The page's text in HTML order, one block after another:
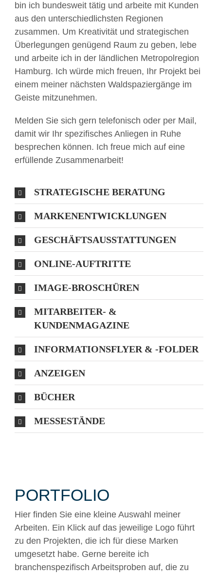
bin ich bundesweit tätig und arbeite mit Kunden
aus den unterschiedlichsten Regionen
zusammen. Um Kreativität und strategischen
Überlegungen genügend Raum zu geben, lebe
und arbeite ich in der ländlichen Metropolregion
Hamburg. Ich würde mich freuen, Ihr Projekt bei
einem meiner nächsten Waldspaziergänge im
Geiste mitzunehmen.
Melden Sie sich gern telefonisch oder per Mail,
damit wir Ihr spezifisches Anliegen in Ruhe
besprechen können. Ich freue mich auf eine
erfüllende Zusammenarbeit!
STRATEGISCHE BERATUNG
MARKENENTWICKLUNGEN
GESCHÄFTSAUSSTATTUNGEN
ONLINE-AUFTRITTE
IMAGE-BROSCHÜREN
MITARBEITER- &
KUNDENMAGAZINE
INFORMATIONSFLYER & -FOLDER
ANZEIGEN
BÜCHER
MESSESTÄNDE
PORTFOLIO
Hier finden Sie eine kleine Auswahl meiner
Arbeiten. Ein Klick auf das jeweilige Logo führt
zu den Projekten, die ich für diese Marken
umgesetzt habe. Gerne bereite ich
branchenspezifisch Arbeitsproben auf, die zu